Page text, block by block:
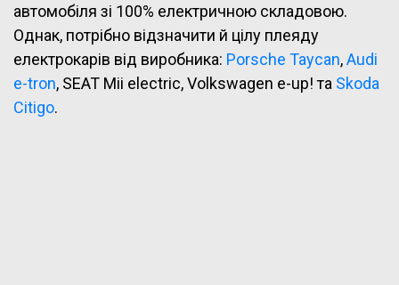
автомобіля зі 100% електричною складовою.
Однак, потрібно відзначити й цілу плеяду
електрокарів від виробника: Porsche Taycan,Audi
e-tron, SEAT Mii electric, Volkswagen e-up! та Skoda
Citigo.